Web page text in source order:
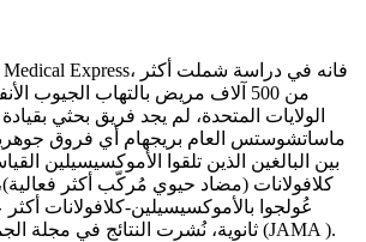
من 500 آلاف مريض بالتهاب الجيوب
الولايات المتحدة، لم يجد فريق بحثي
ماساتشوستس العام بريجهام أي فروق
بين البالغين الذين تلقوا الأموكسيسيلين
كلافولانات (مضاد حيوي مُركّب أكثر
عُولجوا بالأموكسيسيلين-كلافولانات
ثانوية، نُشرت النتائج في مجلة الجمعية الطبية الأمريكية (JAMA ).